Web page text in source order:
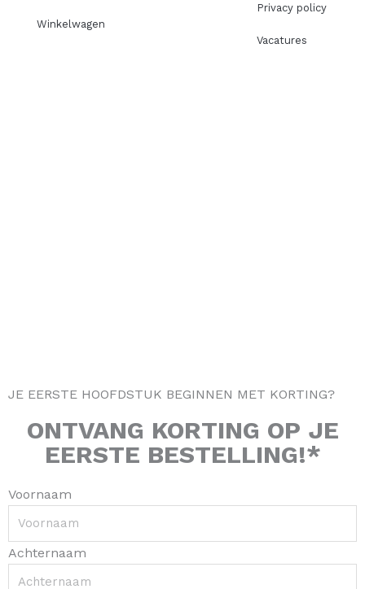
Winkelwagen
Privacy policy
Vacatures
JE EERSTE HOOFDSTUK BEGINNEN MET KORTING?
ONTVANG KORTING OP JE
EERSTE BESTELLING!*
Voornaam
Achternaam